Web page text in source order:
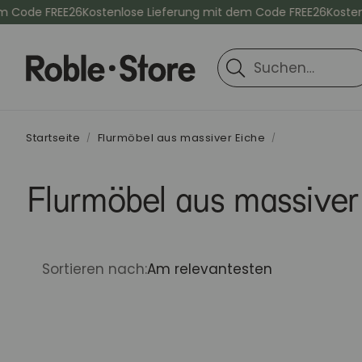
FREE26Kostenlose Lieferung mit dem Code FREE26
Suche
Startseite Flurmöbel aus massiver Eiche
Flurmöbel aus
Sortieren nach:Am relevantesten